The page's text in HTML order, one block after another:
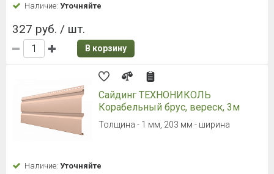
Наличие: Уточняйте
327 руб. / шт.
В корзину
Сайдинг ТЕХНОНИКОЛЬ
Корабельный брус, вереск, 3м
Толщина - 1 мм, 203 мм - ширина
Наличие: Уточняйте